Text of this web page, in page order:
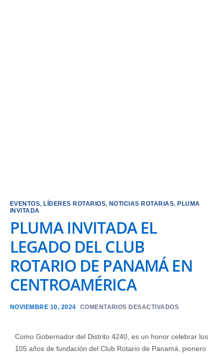
EVENTOS,LÍDERES ROTARIOS, NOTICIAS ROTARIAS,PLUMA
INVITADA
PLUMA INVITADA EL
LEGADO DEL CLUB
ROTARIO DE PANAMÁ EN
CENTROAMÉRICA
NOVIEMBRE 10, 2024 COMENTARIOS DESACTIVADOS
Como Gobernador del Distrito 4240, es un honor celebrar los
105 años de fundación del Club Rotario de Panamá, pionero